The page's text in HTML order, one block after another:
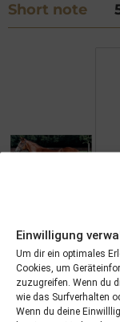
Einwilligung
Um dir ein optimales
Cookies, um
zuzugreifen. Wenn du
wie das Surfverhalten
Wenn du deine
Short note